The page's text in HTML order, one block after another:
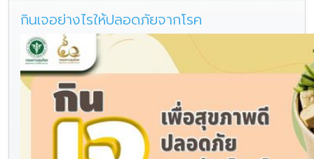
กินเจอย่างไรให้ปลอดภัยจากโรค